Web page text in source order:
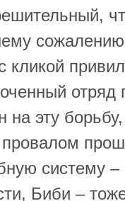
кликой
на эту
систему –
Биби –